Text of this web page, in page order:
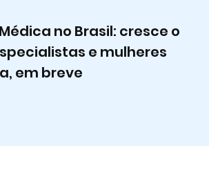
no Brasil: cresce o
e mulheres
em breve